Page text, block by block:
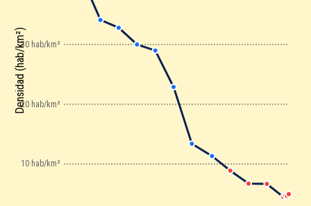
10 hab/km²
20 hab/km²
30 hab/km²
Densidad (hab/km²)